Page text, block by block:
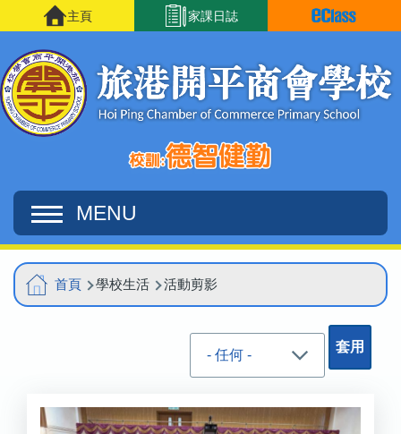
移至主內容 家課日誌
主頁
MENU
Main
navigation
導
航
首頁 學校生活 活動剪影